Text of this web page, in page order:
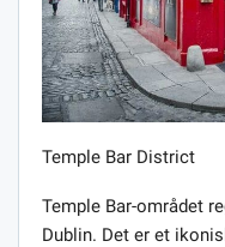
Temple Bar District
Temple Bar-området
Dublin. Det er et